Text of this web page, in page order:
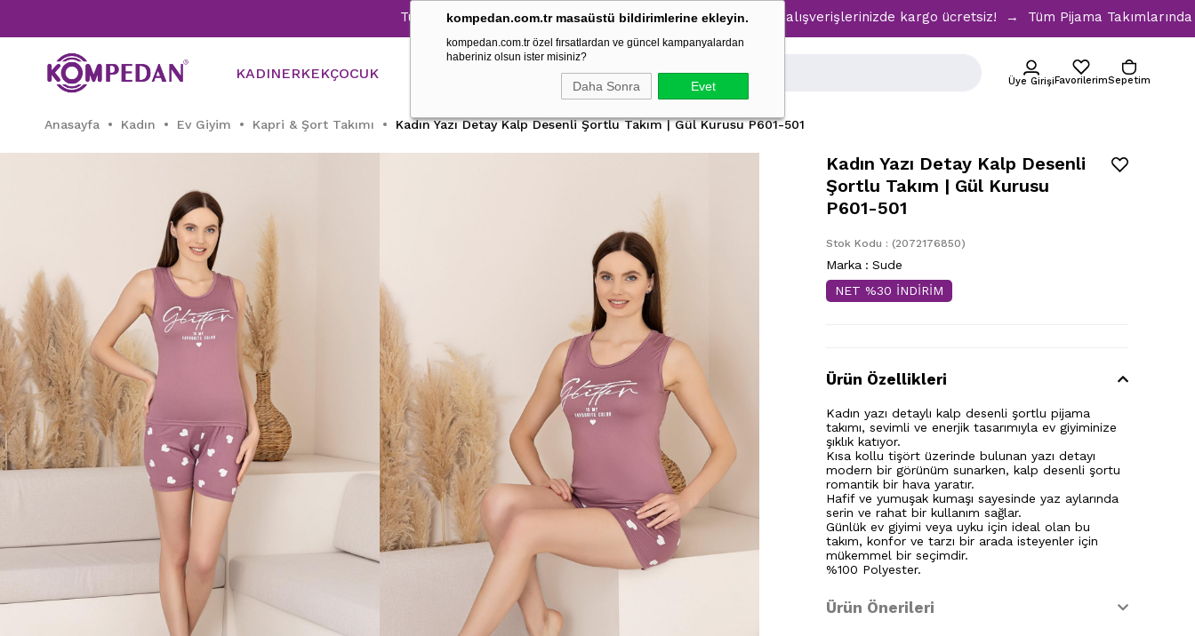
kompedan.com.tr masaüstü bildirimlerine ekleyin.
kompedan.com.tr özel fırsatlardan ve güncel kampanyalardan
haberiniz olsun ister misiniz?
Daha Sonra Evet
Tüm Pijama Takımlarında %30 İndirim → 1500 TL ve üzeri alışverişlerinizde kargo ücretsiz! → Tüm Pijama Takımlarında
KADINERKEKÇOCUK Üye GirişiFavorilerimSepetim
Anasayfa Kadın Ev Giyim Kapri & Şort Takımı Kadın Yazı Detay Kalp Desenli Şortlu Takım | Gül Kurusu P601-501
Kadın Yazı Detay Kalp Desenli
Şortlu Takım | Gül Kurusu
P601-501
Stok Kodu (2072176850)
Marka : Sude
NET %30 İNDİRİM
Ürün Özellikleri
Kadın yazı detaylı kalp desenli şortlu pijama
takımı, sevimli ve enerjik tasarımıyla ev giyiminize
şıklık katıyor.
Kısa kollu tişört üzerinde bulunan yazı detayı
modern bir görünüm sunarken, kalp desenli şortu
romantik bir hava yaratır.
Hafif ve yumuşak kumaşı sayesinde yaz aylarında
serin ve rahat bir kullanım sağlar.
Günlük ev giyimi veya uyku için ideal olan bu
takım, konfor ve tarzı bir arada isteyenler için
mükemmel bir seçimdir.
%100 Polyester.
Ürün Önerileri